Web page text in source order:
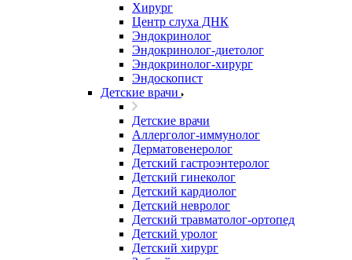
Хирург
Центр слуха ДНК
Эндокринолог
Эндокринолог-диетолог
Эндокринолог-хирург
Эндоскопист
Детские врачи
Детские врачи
Аллерголог-иммунолог
Дерматовенеролог
Детский гастроэнтеролог
Детский гинеколог
Детский кардиолог
Детский невролог
Детский травматолог-ортопед
Детский уролог
Детский хирург